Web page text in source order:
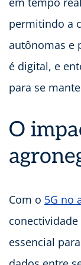
permitindo a
autônomas e
é digital, e
para se
O
Com o 5G no
essencial